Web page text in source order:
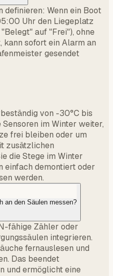
definieren: Wenn ein Boot
Uhr den Liegeplatz
auf "Frei"), ohne
kann sofort ein Alarm an
gesendet
von -30°C bis
im Winter weiter,
frei bleiben oder um
zusätzlichen
die Stege im Winter
einfach demontiert oder
werden.
an den Säulen messen?
fähige Zähler oder
integrieren.
fernauslesen und
Das beendet
und ermöglicht eine